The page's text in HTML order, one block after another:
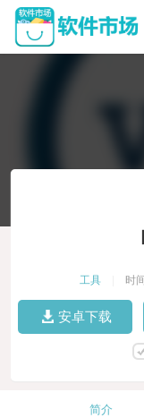
工具 时
安卓下载
简介